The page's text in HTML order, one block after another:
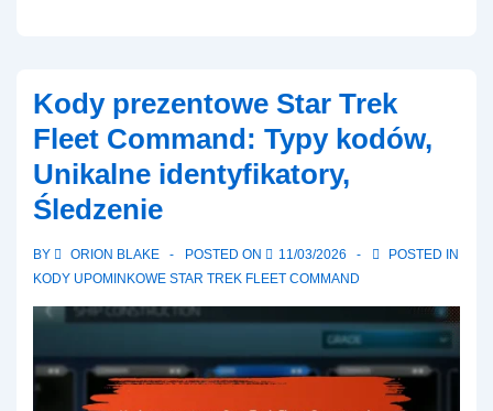
Fleet
Command:
FAQ,
Często
pytania,
odpowiedzi
Kody prezentowe Star Trek
Fleet Command: Typy kodów,
Unikalne identyfikatory,
Śledzenie
BY ORION BLAKE POSTED ON 11/03/2026
POSTED IN
KODY UPOMINKOWE STAR TREK FLEET COMMAND